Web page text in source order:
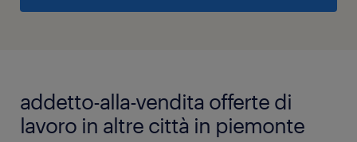
addetto-alla-vendita offerte di
lavoro in altre città in piemonte